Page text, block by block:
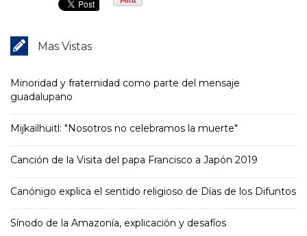
Mas Vistas
Minoridad y fraternidad como parte del mensaje
guadalupano
Mijkailhuitl: "Nosotros no celebramos la muerte"
Canción de la Visita del papa Francisco a Japón 2019
Canónigo explica el sentido religioso de Días de los Difuntos
Sínodo de la Amazonía, explicación y desafíos